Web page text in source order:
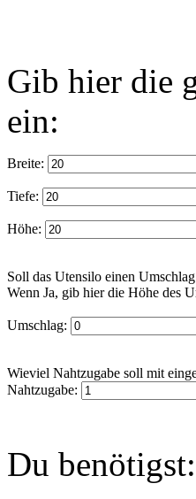
Gib hier die
ein:
Breite:
Tiefe:
Höhe:
Soll das Utensilo einen
Wenn Ja, gib hier die Höhe des
Umschlag:
Wieviel Nahtzugabe soll mit
Nahtzugabe:
Du benötigst: